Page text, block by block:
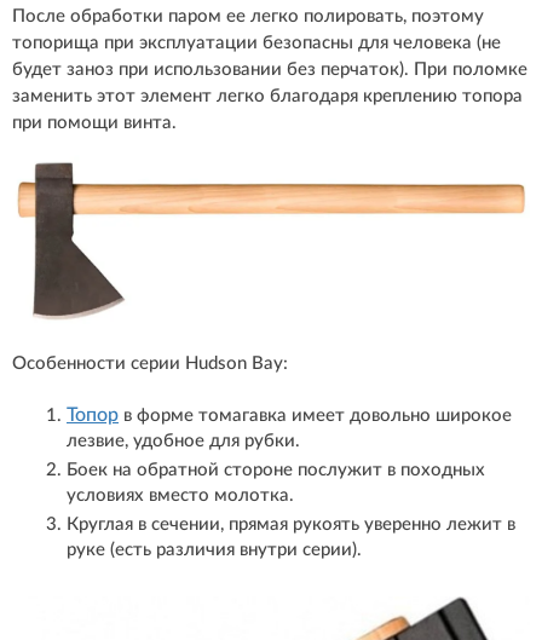
После обработки паром ее легко полировать, поэтому
топорища при эксплуатации безопасны для человека (не
будет заноз при использовании без перчаток). При поломке
заменить этот элемент легко благодаря креплению топора
при помощи винта.
Особенности серии Hudson Bay:
Топор в форме томагавка имеет довольно широкое
лезвие, удобное для рубки.
Боек на обратной стороне послужит в походных
условиях вместо молотка.
Круглая в сечении, прямая рукоять уверенно лежит в
руке (есть различия внутри серии).